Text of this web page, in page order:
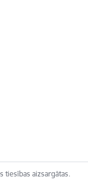
tiesības aizsargātas.